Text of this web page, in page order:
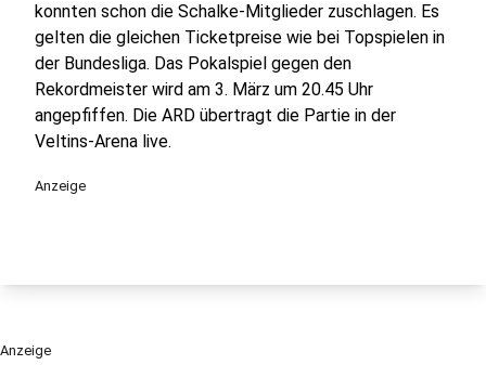
konnten schon die Schalke-Mitglieder zuschlagen. Es
gelten die gleichen Ticketpreise wie bei Topspielen in
der Bundesliga. Das Pokalspiel gegen den
Rekordmeister wird am 3. März um 20.45 Uhr
angepfiffen. Die ARD übertragt die Partie in der
Veltins-Arena live.
Anzeige
Anzeige